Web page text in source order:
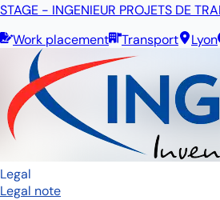
STAGE - INGENIEUR PROJETS DE
Work placement
Transport Lyon
Legal
Legal note